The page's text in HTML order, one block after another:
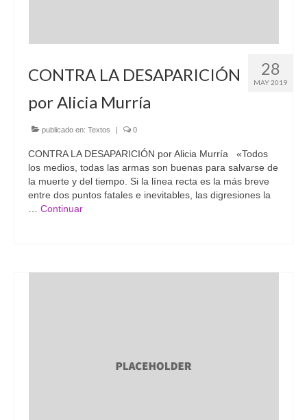
28
MAY 2019
CONTRA LA DESAPARICIÓN
por Alicia Murría
publicado en: Textos | 0
CONTRA LA DESAPARICIÓN por Alicia Murría «Todos
los medios, todas las armas son buenas para salvarse de
la muerte y del tiempo. Si la línea recta es la más breve
entre dos puntos fatales e inevitables, las digresiones la
Continuar